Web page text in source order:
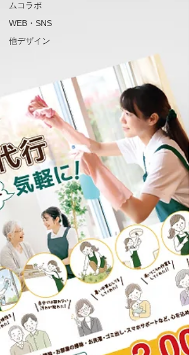
ムコラボ
WEB・SNS
他デザイン